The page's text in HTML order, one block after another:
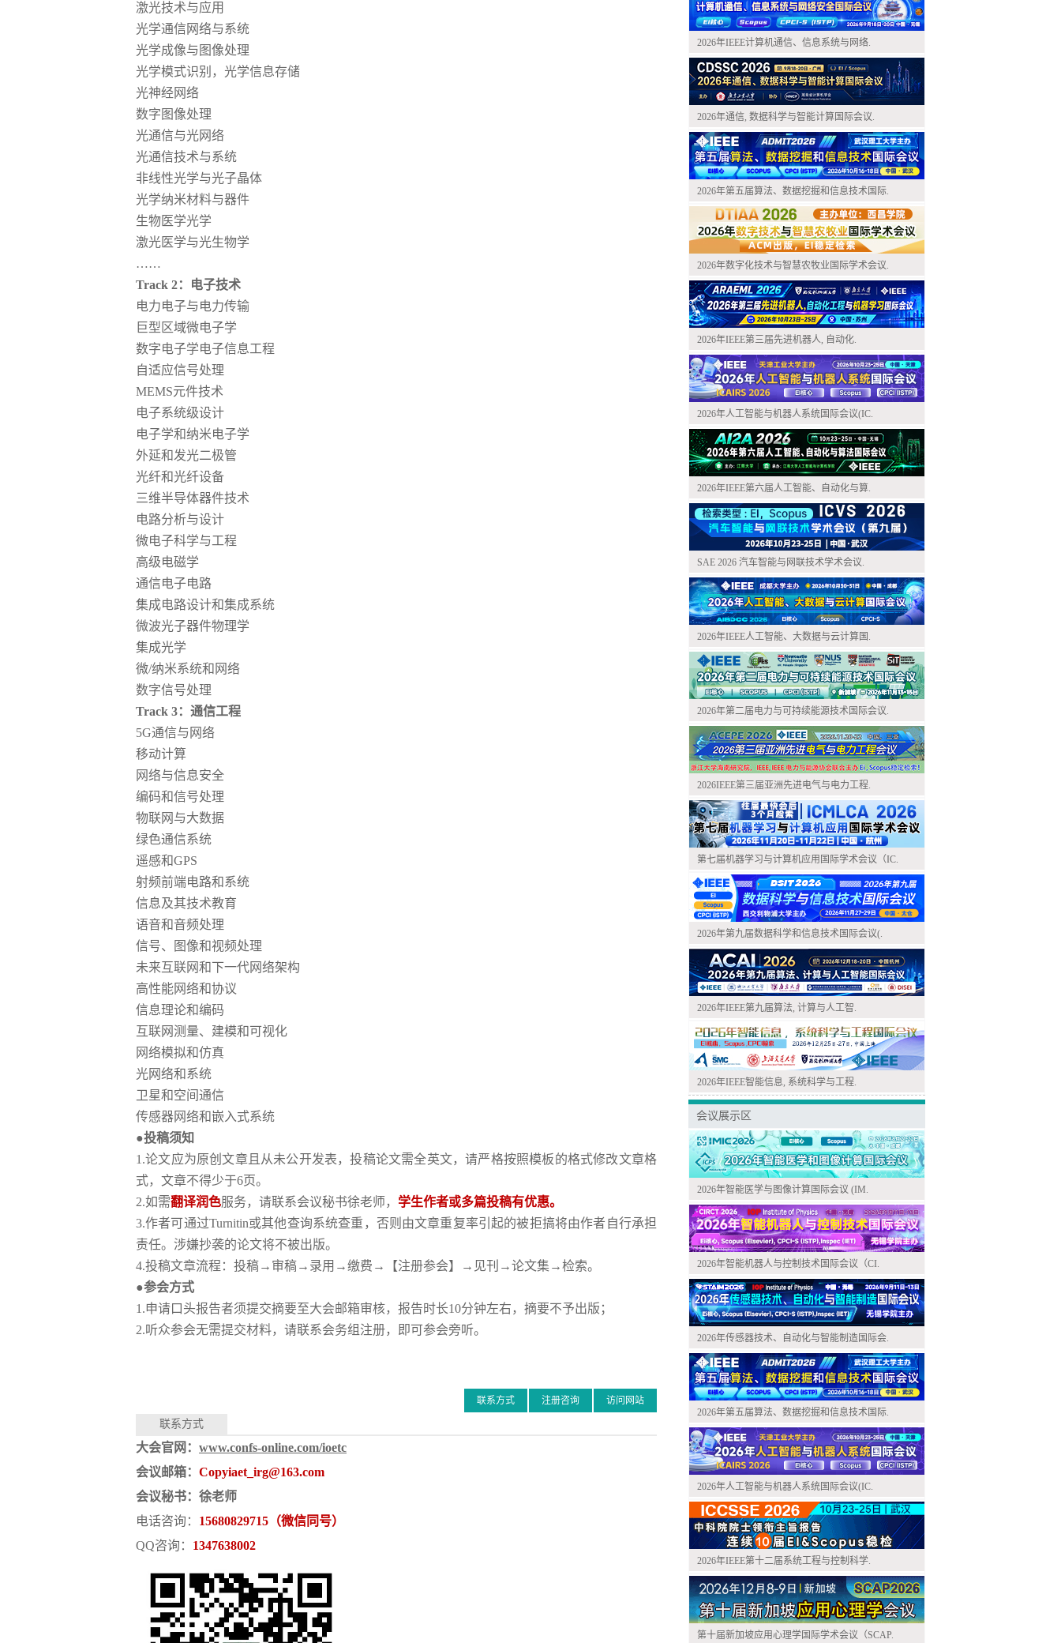
激光技术与应用
光学通信网络与系统
光学成像与图像处理
光学模式识别，光学信息存储
光神经网络
数字图像处理
光通信与光网络
光通信技术与系统
非线性光学与光子晶体
光学纳米材料与器件
生物医学光学
激光医学与光生物学
……
Track 2：电子技术
电力电子与电力传输
巨型区域微电子学
数字电子学电子信息工程
自适应信号处理
MEMS元件技术
电子系统级设计
电子学和纳米电子学
外延和发光二极管
光纤和光纤设备
三维半导体器件技术
电路分析与设计
微电子科学与工程
高级电磁学
通信电子电路
集成电路设计和集成系统
微波光子器件物理学
集成光学
微/纳米系统和网络
数字信号处理
Track 3：通信工程
5G通信与网络
移动计算
网络与信息安全
编码和信号处理
物联网与大数据
绿色通信系统
遥感和GPS
射频前端电路和系统
信息及其技术教育
语音和音频处理
信号、图像和视频处理
未来互联网和下一代网络架构
高性能网络和协议
信息理论和编码
互联网测量、建模和可视化
网络模拟和仿真
光网络和系统
卫星和空间通信
传感器网络和嵌入式系统
●投稿须知
1.论文应为原创文章且从未公开发表，投稿论文需全英文，请严格按照模板的格式修改文章格
式，文章不得少于6页。
2.如需翻译润色服务，请联系会议秘书徐老师， 学生作者或多篇投稿有优惠。
3.作者可通过Turnitin或其他查询系统查重，否则由文章重复率引起的被拒搞将由作者自行承担
责任。涉嫌抄袭的论文将不被出版。
4.投稿文章流程：投稿→审稿→录用→缴费→【注册参会】→见刊→论文集→检索。
●参会方式
1.申请口头报告者须提交摘要至大会邮箱审核，报告时长10分钟左右，摘要不予出版；
2.听众参会无需提交材料，请联系会务组注册，即可参会旁听。
访问网站
注册咨询
联系方式
联系方式
大会官网： www.confs-online.com/ioetc
会议邮箱： Copyiaet_irg@163.com
会议秘书：徐老师
电话咨询： 15680829715（微信同号）
QQ咨询： 1347638002
2026年IEEE计算机通信、信息系统与网络.
2026年通信, 数据科学与智能计算国际会议.
2026年第五届算法、数据挖掘和信息技术国际.
2026年数字化技术与智慧农牧业国际学术会议.
2026年IEEE第三届先进机器人, 自动化.
2026年人工智能与机器人系统国际会议(IC.
2026年IEEE第六届人工智能、自动化与算.
SAE 2026 汽车智能与网联技术学术会议.
2026年IEEE人工智能、大数据与云计算国.
2026年第二届电力与可持续能源技术国际会议.
2026IEEE第三届亚洲先进电气与电力工程.
第七届机器学习与计算机应用国际学术会议（IC.
2026年第九届数据科学和信息技术国际会议(.
2026年IEEE第九届算法, 计算与人工智.
2026年IEEE智能信息, 系统科学与工程.
会议展示区
2026年智能医学与图像计算国际会议 (IM.
2026年智能机器人与控制技术国际会议（CI.
2026年传感器技术、自动化与智能制造国际会.
2026年第五届算法、数据挖掘和信息技术国际.
2026年人工智能与机器人系统国际会议(IC.
2026年IEEE第十二届系统工程与控制科学.
第十届新加坡应用心理学国际学术会议（SCAP.